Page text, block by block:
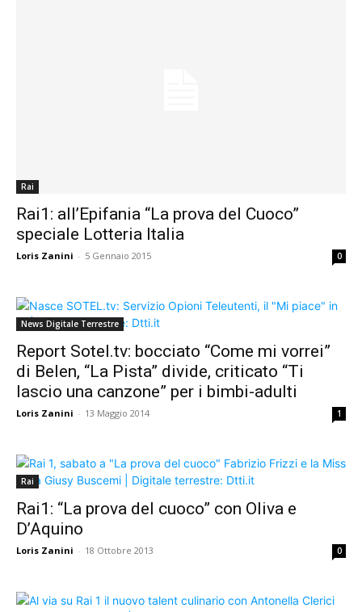
Rai
Rai1: all’Epifania “La prova del Cuoco”
speciale Lotteria Italia
Loris Zanini - 5 Gennaio 2015 0
News Digitale Terrestre
Report Sotel.tv: bocciato “Come mi vorrei”
di Belen, “La Pista” divide, criticato “Ti
lascio una canzone” per i bimbi-adulti
Loris Zanini - 13 Maggio 2014 1
Rai
Rai1: “La prova del cuoco” con Oliva e
D’Aquino
Loris Zanini - 18 Ottobre 2013 0